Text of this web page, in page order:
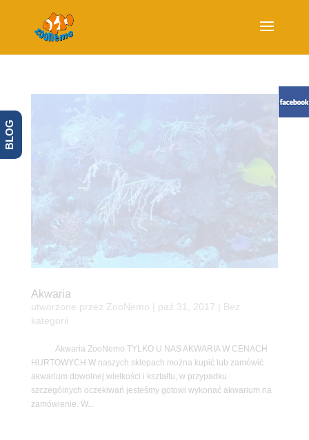
Akwaria
utworzone przez ZooNemo paź 31, 2017 | Bez
kategorii
Akwaria ZooNemo TYLKO U NAS AKWARIA W CENACH
HURTOWYCH W naszych sklepach można kupić lub zamówić
akwarium dowolnej wielkości i kształtu, w przypadku
szczególnych oczekiwań jesteśmy gotowi wykonać akwarium na
zamówienie. W...
BLOG